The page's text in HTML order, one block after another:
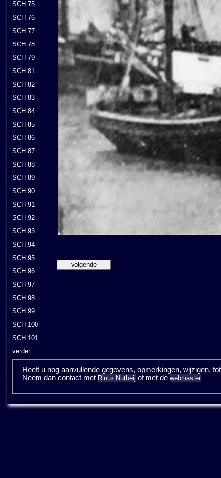
SCH 75
SCH 76
SCH 77
SCH 78
SCH 79
SCH 81
SCH 82
SCH 83
SCH 84
SCH 85
SCH 86
SCH 87
SCH 88
SCH 89
SCH 90
SCH 91
SCH 92
SCH 93
SCH 94
SCH 95
SCH 96
SCH 97
SCH 98
SCH 99
SCH 100
SCH 101
verder..
Heeft u nog aanvullende gegevens, opmerkingen, wijzigen,
Neem dan contact met Rinus Nutbeij of met de webmaster